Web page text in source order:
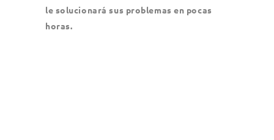
le solucionará sus problemas en pocas
horas.